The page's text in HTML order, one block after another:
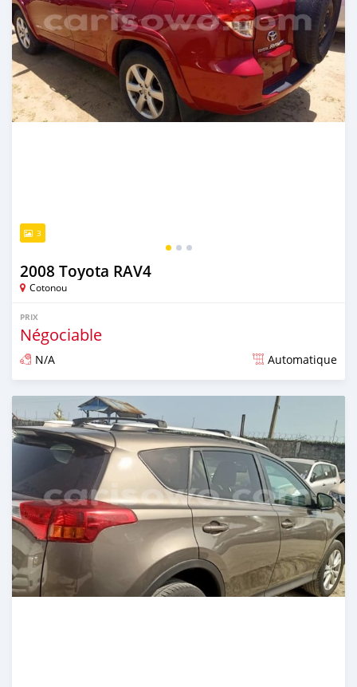
3
2008 Toyota RAV4
Cotonou
PRIX
Négociable
N/A Automatique
Publié il y a environ 4 ans